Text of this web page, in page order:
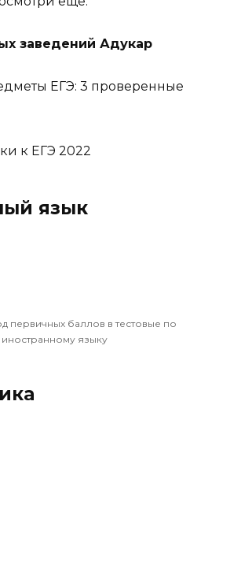
заведений Адукар
ЕГЭ: 3 проверенные
к ЕГЭ 2022
язык
первичных баллов в тестовые по
иностранному языку